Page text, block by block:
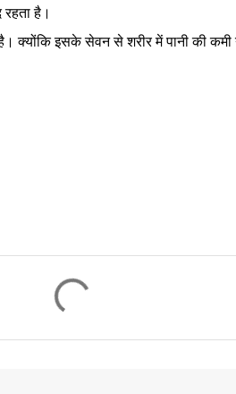
रहता है।
क्योंकि इसके सेवन से शरीर में पानी की कमी